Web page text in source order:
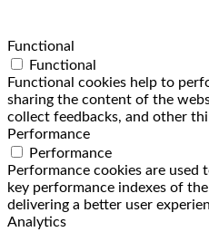
Functional
Functional
Functional cookies help to
sharing the content of the
collect feedbacks, and other
Performance
Performance
Performance cookies are used
key performance indexes of
delivering a better user
Analytics